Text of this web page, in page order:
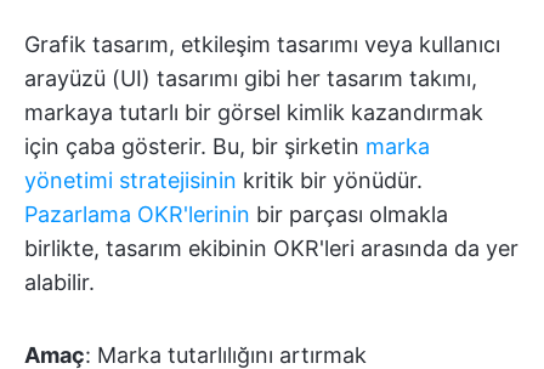
Grafik tasarım, etkileşim tasarımı veya kullanıcı
arayüzü (UI) tasarımı gibi her tasarım takımı,
markaya tutarlı bir görsel kimlik kazandırmak
için çaba gösterir. Bu, bir şirketin marka
yönetimi stratejisinin kritik bir yönüdür.
Pazarlama OKR'lerinin bir parçası olmakla
birlikte, tasarım ekibinin OKR'leri arasında da yer
alabilir.
Amaç: Marka tutarlılığını artırmak